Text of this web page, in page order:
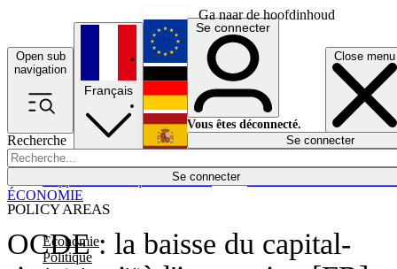
Ga naar de hoofdinhoud
Open sub
navigation
Close menu
Recherche
Se connecter
POLICY AREAS
Economie
Politique
Économie
Français
English
Deutsch
Español
Se connecter
Vous êtes déconnecté.
Se connecter
OCDE : la baisse du capital-
ÉCONOMIE